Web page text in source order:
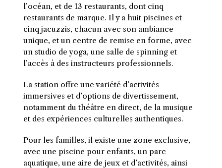
l’océan, et de 13 restaurants, dont cinq
restaurants de marque. Il y a huit piscines et
cinq jacuzzis, chacun avec son ambiance
unique, et un centre de remise en forme, avec
un studio de yoga, une salle de spinning et
l’accès à des instructeurs professionnels.
La station offre une variété d’activités
immersives et d’options de divertissement,
notamment du théâtre en direct, de la musique
et des expériences culturelles authentiques.
Pour les familles, il existe une zone exclusive,
avec une piscine pour enfants, un parc
aquatique, une aire de jeux et d’activités, ainsi